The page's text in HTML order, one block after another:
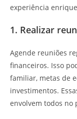
experiência
1. Realizar
Agende reuniões
financeiros. Isso
familiar, metas de
investimentos.
envolvem todos no